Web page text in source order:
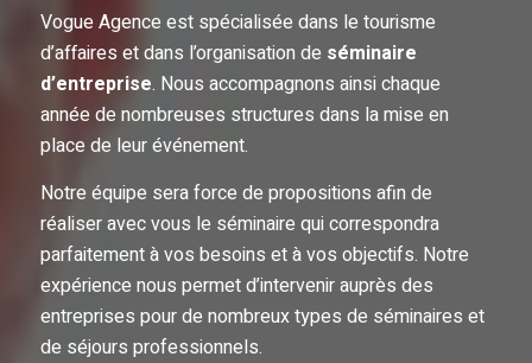
Vogue Agence est spécialisée dans le tourisme
d’affaires et dans l’organisation de séminaire
d’entreprise. Nous accompagnons ainsi chaque
année de nombreuses structures dans la mise en
place de leur événement.
Notre équipe sera force de propositions afin de
réaliser avec vous le séminaire qui correspondra
parfaitement à vos besoins et à vos objectifs. Notre
expérience nous permet d’intervenir auprès des
entreprises pour de nombreux types de séminaires et
de séjours professionnels.